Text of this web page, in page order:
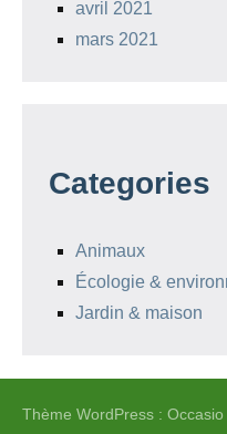
avril 2021
mars 2021
Categories
Animaux
Écologie &
Jardin & maison
Thème WordPress : Occasio